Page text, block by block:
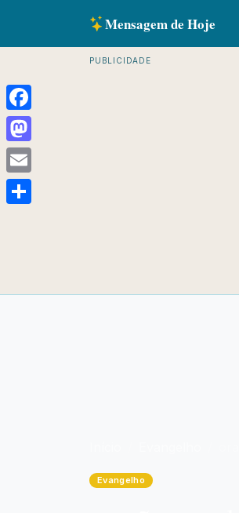
Mensagem de Hoje
PUBLICIDADE
Evangelho
Facebook
Mastodon
Email